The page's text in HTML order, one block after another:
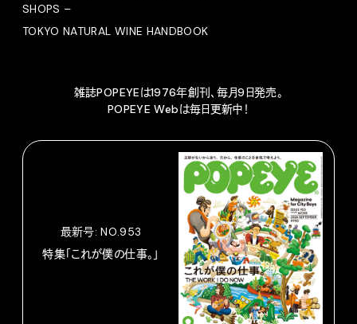
SHOPS –
TOKYO NATURAL WINE HANDBOOK
雑誌POPEYEは1976年創刊、毎月9日発売。
POPEYE Webは毎日更新中！
最新号: NO.953
特集「これが僕の仕事。」